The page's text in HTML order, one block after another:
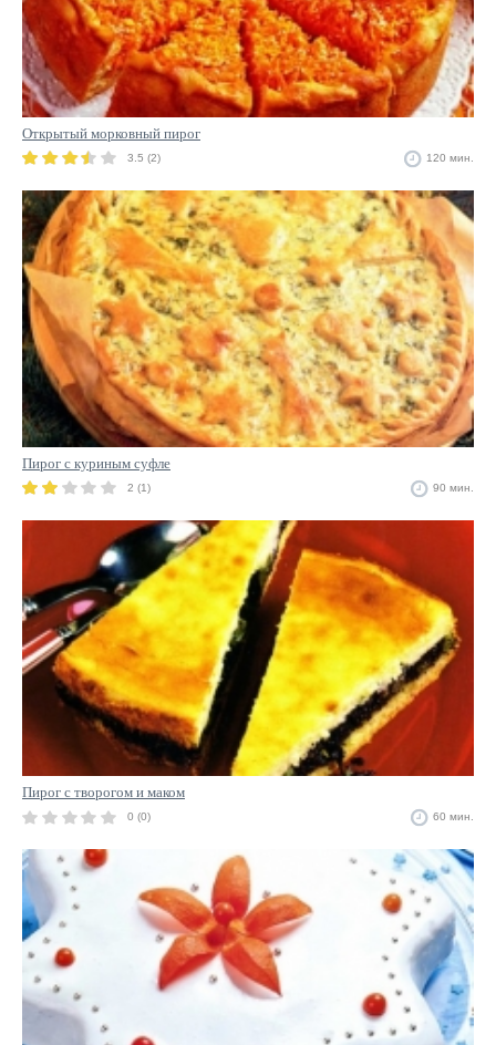
Открытый морковный пирог
3.5 (2) 120 мин.
Пирог с куриным суфле
2 (1) 90 мин.
Пирог с творогом и маком
0 (0) 60 мин.